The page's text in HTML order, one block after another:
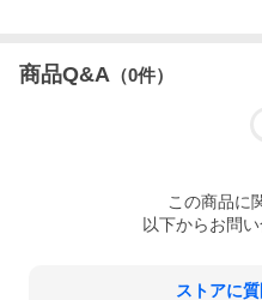
商品Q&A （0件）
この商品に
以下からお問い
ストアに